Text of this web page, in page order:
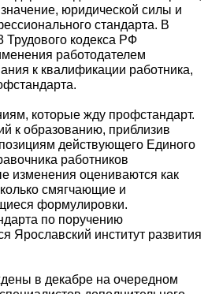
юридической силы и
стандарта. В
Трудового кодекса РФ
работодателем
к квалификации работника,
которые жду профстандарт.
к образованию, приблизив
действующего Единого
работников
изменения оцениваются как
смягчающие и
формулировки.
по поручению
Ярославский институт развития
в декабре на очередном